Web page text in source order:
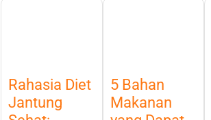
Rahasia Diet
Jantung
5 Bahan
Makanan